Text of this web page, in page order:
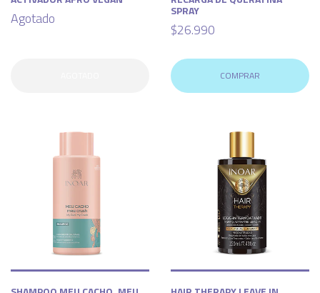
Agotado SPRAY
$26.990
COMPRAR